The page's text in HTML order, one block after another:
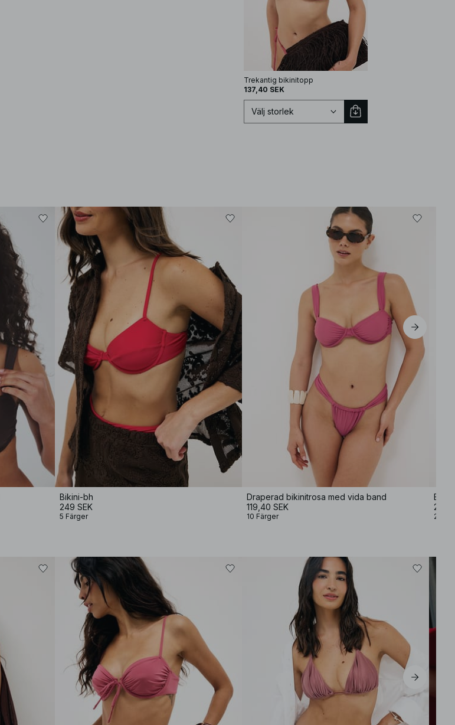
Trekantig bikinitopp
137,40 SEK
Välj storlek
Bikini-bh
249 SEK
5 Färger
Draperad bikinitrosa med vida band
119,40 SEK
10 Färger
279
2